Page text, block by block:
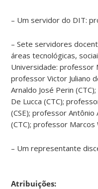
– Um servidor do DIT:
– Sete servidores
áreas tecnológicas,
Universidade: professor
professor Victor Juliano
Arnaldo José Perin
De Lucca (CTC);
(CSE); professor
(CTC); professor Marcos
– Um representante
Atribuições: